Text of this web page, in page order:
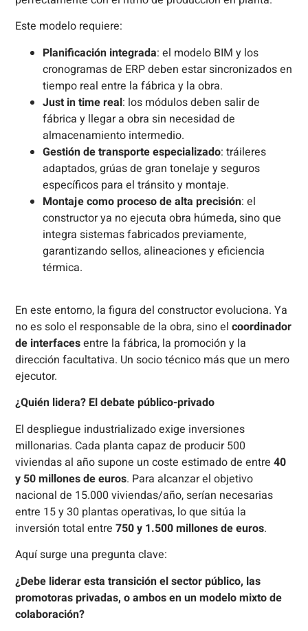
Este modelo requiere:
Planificación integrada: el modelo BIM y los
cronogramas de ERP deben estar sincronizados en
tiempo real entre la fábrica y la obra.
Just in time real: los módulos deben salir de
fábrica y llegar a obra sin necesidad de
almacenamiento intermedio.
Gestión de transporte especializado: tráileres
adaptados, grúas de gran tonelaje y seguros
específicos para el tránsito y montaje.
Montaje como proceso de alta precisión: el
constructor ya no ejecuta obra húmeda, sino que
integra sistemas fabricados previamente,
garantizando sellos, alineaciones y eficiencia
térmica.
En este entorno, la figura del constructor evoluciona. Ya
no es solo el responsable de la obra, sino elcoordinador
de interfacesentre la fábrica, la promoción y la
dirección facultativa. Un socio técnico más que un mero
ejecutor.
¿Quién lidera? El debate público-privado
El despliegue industrializado exige inversiones
millonarias. Cada planta capaz de producir 500
viviendas al año supone un coste estimado de entre40
y 50 millones de euros. Para alcanzar el objetivo
nacional de 15.000 viviendas/año, serían necesarias
entre 15 y 30 plantas operativas, lo que sitúa la
inversión total entre750 y 1.500 millones de euros.
Aquí surge una pregunta clave:
¿Debe liderar esta transición el sector público, las
promotoras privadas, o ambos en un modelo mixto de
colaboración?